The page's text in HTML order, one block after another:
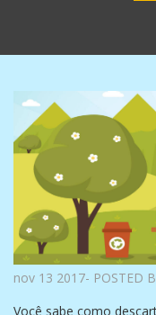
nov 13 2017- POSTED
Você sabe como